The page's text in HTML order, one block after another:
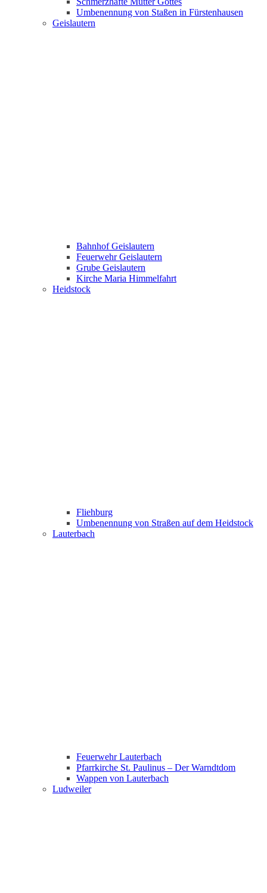
Umbenennung von Staßen in Fürstenhausen
Geislautern
Bahnhof Geislautern
Feuerwehr Geislautern
Grube Geislautern
Kirche Maria Himmelfahrt
Heidstock
Fliehburg
Umbenennung von Straßen auf dem Heidstock
Lauterbach
Feuerwehr Lauterbach
Pfarrkirche St. Paulinus – Der Warndtdom
Wappen von Lauterbach
Ludweiler